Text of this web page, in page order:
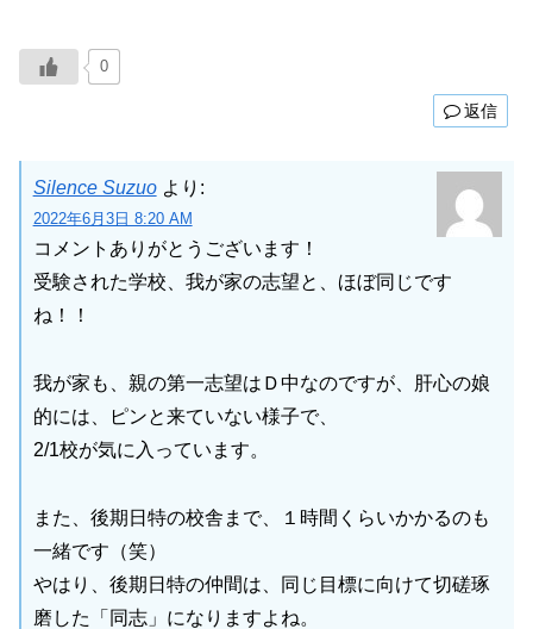
0
返信
Silence Suzuo より:
2022年6月3日 8:20 AM
コメントありがとうございます！
受験された学校、我が家の志望と、ほぼ同じです
ね！！
我が家も、親の第一志望はＤ中なのですが、肝心の娘
的には、ピンと来ていない様子で、
2/1校が気に入っています。
また、後期日特の校舎まで、１時間くらいかかるのも
一緒です（笑）
やはり、後期日特の仲間は、同じ目標に向けて切磋琢
磨した「同志」になりますよね。